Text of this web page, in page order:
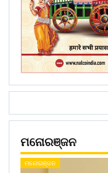
ମନୋରଞ୍ଜନ
ମନୋରଞ୍ଜନ